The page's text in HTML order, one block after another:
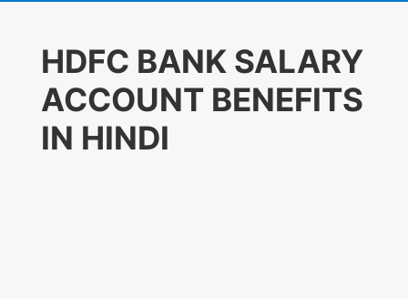
HDFC BANK SALARY
ACCOUNT BENEFITS
IN HINDI